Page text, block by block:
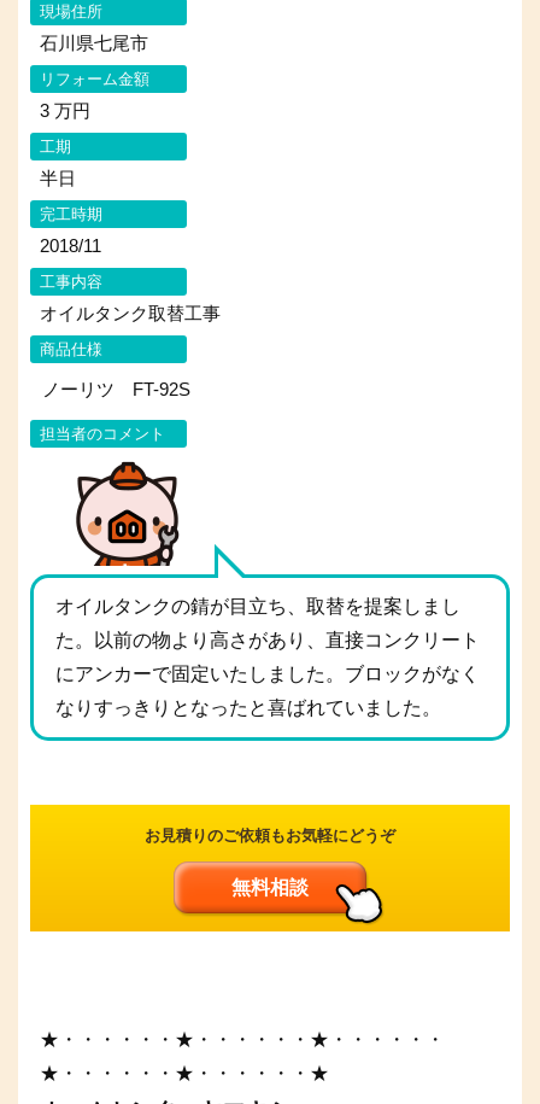
現場住所
石川県七尾市
リフォーム金額
3 万円
工期
半日
完工時期
2018/11
工事内容
オイルタンク取替工事
商品仕様
ノーリツ FT-92S
担当者のコメント
オイルタンクの錆が目立ち、取替を提案しまし
た。以前の物より高さがあり、直接コンクリート
にアンカーで固定いたしました。ブロックがなく
なりすっきりとなったと喜ばれていました。
お見積りのご依頼もお気軽にどうぞ
無料相談
★・・・・・・★・・・・・・★・・・・・・
★・・・・・・★・・・・・・★